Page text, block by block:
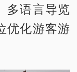
多语言导览
优化游客游